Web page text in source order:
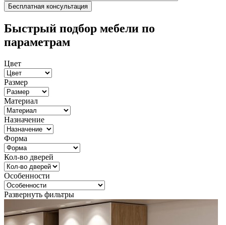
Быстрый подбор мебели по
параметрам
Цвет
Размер
Материал
Назначение
Форма
Кол-во дверей
Особенности
Развернуть фильтры